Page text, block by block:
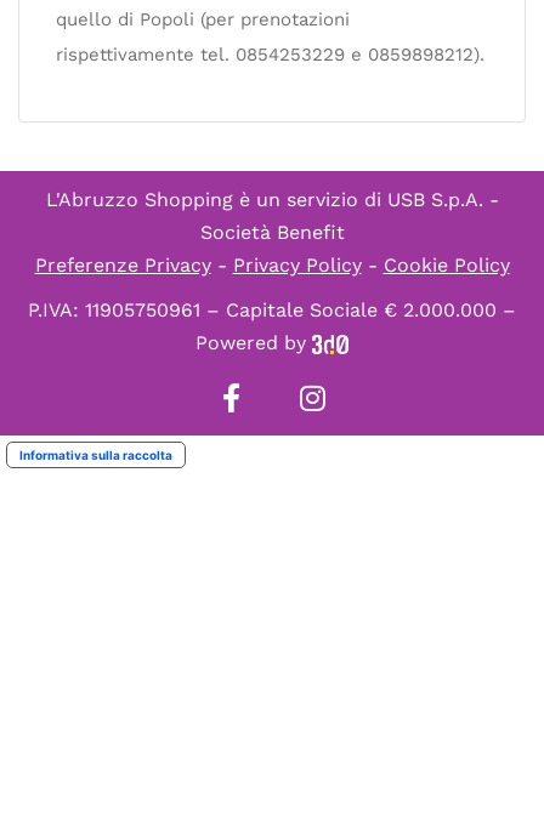
quello di Popoli (per prenotazioni
rispettivamente tel. 0854253229 e 0859898212).
L'Abruzzo Shopping è un servizio di USB S.p.A. -
Società Benefit
Preferenze Privacy- Privacy Policy- Cookie Policy
P.IVA: 11905750961 – Capitale Sociale € 2.000.000 –
Powered by
Informativa sulla raccolta